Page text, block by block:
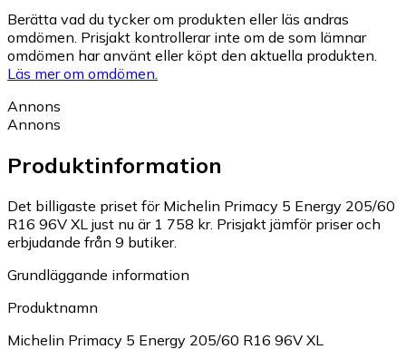
Berätta vad du tycker om produkten eller läs andras
omdömen. Prisjakt kontrollerar inte om de som lämnar
omdömen har använt eller köpt den aktuella produkten.
Läs mer om omdömen.
Annons
Annons
Produktinformation
Det billigaste priset för Michelin Primacy 5 Energy 205/60
R16 96V XL just nu är 1 758 kr. Prisjakt jämför priser och
erbjudande från 9 butiker.
Grundläggande information
Produktnamn
Michelin Primacy 5 Energy 205/60 R16 96V XL